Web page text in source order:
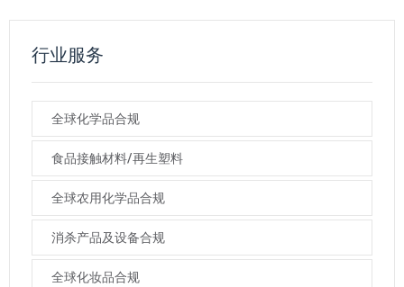
行业服务
全球化学品合规
食品接触材料/再生塑料
全球农用化学品合规
消杀产品及设备合规
全球化妆品合规